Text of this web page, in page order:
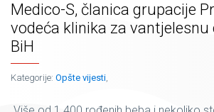
Medico-S, članica grupacije
vodeća klinika za vantjelesnu
BiH
Kategorije: Opšte vijesti,